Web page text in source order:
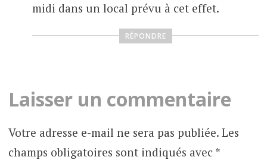
midi dans un local prévu à cet effet.
RÉPONDRE
Laisser un commentaire
Votre adresse e-mail ne sera pas publiée. Les
champs obligatoires sont indiqués avec *